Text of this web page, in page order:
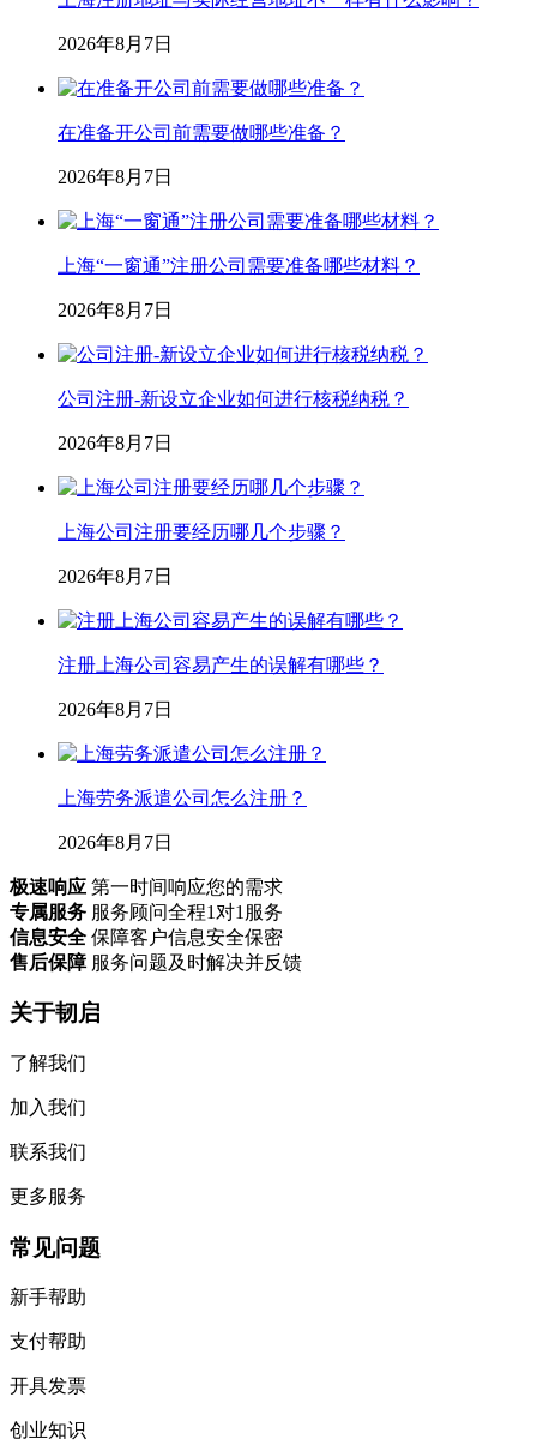
2026年8月7日
在准备开公司前需要做哪些准备？
2026年8月7日
上海“一窗通”注册公司需要准备哪些材料？
2026年8月7日
公司注册-新设立企业如何进行核税纳税？
2026年8月7日
上海公司注册要经历哪几个步骤？
2026年8月7日
注册上海公司容易产生的误解有哪些？
2026年8月7日
上海劳务派遣公司怎么注册？
2026年8月7日
极速响应 第一时间响应您的需求
专属服务 服务顾问全程1对1服务
信息安全 保障客户信息安全保密
售后保障 服务问题及时解决并反馈
关于韧启
了解我们
加入我们
联系我们
更多服务
常见问题
新手帮助
支付帮助
开具发票
创业知识